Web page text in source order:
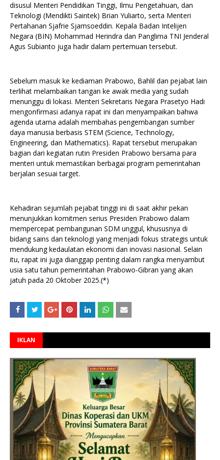
disusul Menteri Pendidikan Tinggi, Ilmu Pengetahuan, dan
Teknologi (Mendikti Saintek) Brian Yuliarto, serta Menteri
Pertahanan Sjafrie Sjamsoeddin. Kepala Badan Intelijen
Negara (BIN) Mohammad Herindra dan Panglima TNI Jenderal
Agus Subianto juga hadir dalam pertemuan tersebut.
Sebelum masuk ke kediaman Prabowo, Bahlil dan pejabat lain
terlihat melambaikan tangan ke awak media yang sudah
menunggu di lokasi. Menteri Sekretaris Negara Prasetyo Hadi
mengonfirmasi adanya rapat ini dan menyampaikan bahwa
agenda utama adalah membahas pengembangan sumber
daya manusia berbasis STEM (Science, Technology,
Engineering, dan Mathematics). Rapat tersebut merupakan
bagian dari kegiatan rutin Presiden Prabowo bersama para
menteri untuk memastikan berbagai program pemerintahan
berjalan sesuai target.
Kehadiran sejumlah pejabat tinggi ini di saat akhir pekan
menunjukkan komitmen serius Presiden Prabowo dalam
mempercepat pembangunan SDM unggul, khususnya di
bidang sains dan teknologi yang menjadi fokus strategis untuk
mendukung kedaulatan ekonomi dan inovasi nasional. Selain
itu, rapat ini juga dianggap penting dalam rangka menyambut
usia satu tahun pemerintahan Prabowo-Gibran yang akan
jatuh pada 20 Oktober 2025.(*)
IKLAN